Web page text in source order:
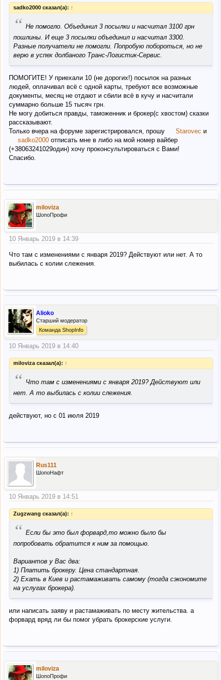
sadko2000 сказал(а): ↑
“ Не помогло. Объединил 3 посылки и насчитал 3100 грн
пошлины. И еще 3 посылки объединил и насчитал 3300.
Разные получатели не помогли. Попробую побороться, но не
верю в успех долбаного Транс-Логистик-Сервис.
ПОМОГИТЕ! У приехали 10 (не дорогих!) посылок на разных
людей, оплачивал всё с одной карты, требуют все возможные
документы, месяц не отдают и сбили всё в кучу и насчитали
суммарно больше 15 тысяч грн.
Не могу добиться правды, таможенник и брокер(с хвостом) сказки
рассказывают.
Только вчера на форуме зарегистрировался, прошу
Starovec и
sadko2000 отписать мне в либо на мой номер вайбер
(+38063241029один) хочу проконсультироваться с Вами!
Спасибо.
miloviza
ШопоПрофи
10 Январь 2019 в 14:39
Что там с изменениями с января 2019? Действуют или нет. А то
выбилась с колии слежения.
Alioko
Старший модератор
Команда ShopInfo
10 Январь 2019 в 14:40
miloviza сказал(а): ↑
“ Что там с изменениями с января 2019? Действуют или
нет. А то выбилась с колии слежения.
действуют, но с 01 июля 2019
Rus111
ШопоНафт
10 Январь 2019 в 14:51
Zugzwang сказал(а): ↑
“ Если бы это был форвард,то можно было бы
попробовать обратится к ним за помощью.
Вариантов у Вас два:
1) Платить брокеру. Цена стандартная.
2) Ехать в Киев и растамаживать самому (тогда сэкономите
на услугах брокера).
или написать заяву и растамаживать по месту жительства. а
форвард вряд ли бы помог убрать брокерские услуги.
miloviza
ШопоПрофи